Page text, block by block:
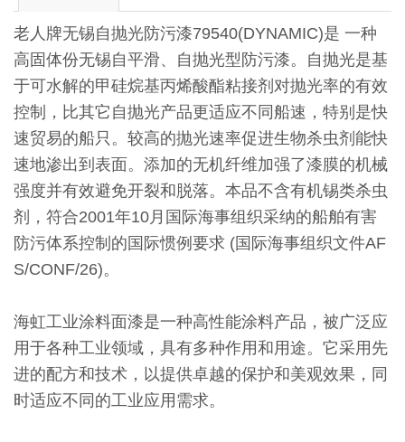
老人牌无锡自抛光防污漆79540(DYNAMIC)是 一种
高固体份无锡自平滑、自抛光型防污漆。自抛光是基
于可水解的甲硅烷基丙烯酸酯粘接剂对抛光率的有效
控制，比其它自抛光产品更适应不同船速，特别是快
速贸易的船只。较高的抛光速率促进生物杀虫剂能快
速地渗出到表面。添加的无机纤维加强了漆膜的机械
强度并有效避免开裂和脱落。本品不含有机锡类杀虫
剂，符合2001年10月国际海事组织采纳的船舶有害
防污体系控制的国际惯例要求 (国际海事组织文件AF
S/CONF/26)。
海虹工业涂料面漆是一种高性能涂料产品，被广泛应
用于各种工业领域，具有多种作用和用途。它采用先
进的配方和技术，以提供卓越的保护和美观效果，同
时适应不同的工业应用需求。